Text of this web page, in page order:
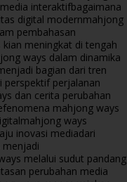
interaktifbagaimana
digital modernmahjong
pembahasan
meningkat di tengah
ways dalam dinamika
bagian dari tren
perspektif perjalanan
dan cerita perubahan
fenomena mahjong ways
mahjong ways
inovasi mediadari
melalui sudut pandang
perubahan media